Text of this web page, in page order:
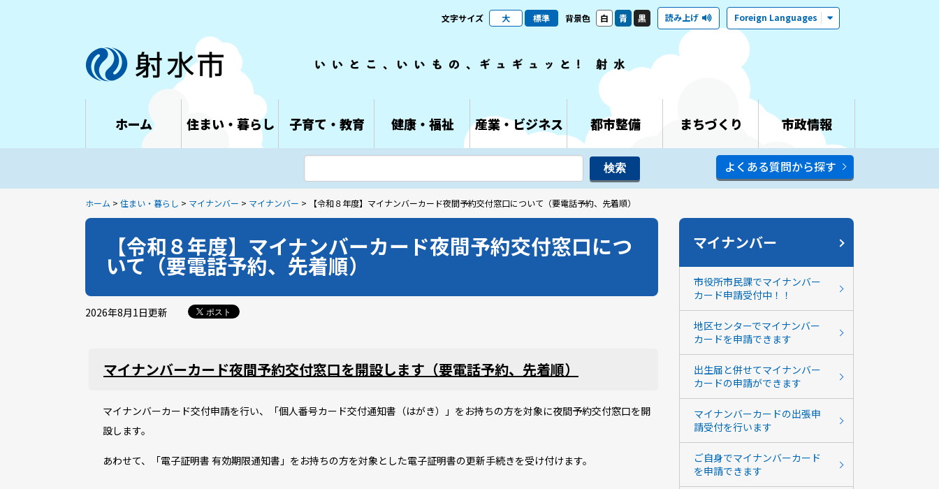
文字サイズ 大 標準 背景色 白 青 黒 読み上げ Foreign Languages
ホーム 住まい・暮らし 子育て・教育 健康・福祉 産業・ビジネス 都市整備 まちづくり 市政情報
よくある質問から探す
ホーム > 住まい・暮らし > マイナンバー > マイナンバー > 【令和８年度】マイナンバーカード夜間予約交付窓口について（要電話予約、先着順）
【令和８年度】マイナンバーカード夜間予約交付窓口につ
いて（要電話予約、先着順）
2026年8月1日更新 ポスト
マイナンバーカード夜間予約交付窓口を開設します（要電話予約、先着順）
マイナンバーカード交付申請を行い、「個人番号カード交付通知書（はがき）」をお持ちの方を対象に夜間予約交付窓口を開
設します。
あわせて、「電子証明書 有効期限通知書」をお持ちの方を対象とした電子証明書の更新手続きを受け付けます。
マイナンバー
市役所市民課でマイナンバー
カード申請受付中！！
地区センターでマイナンバー
カードを申請できます
出生届と併せてマイナンバー
カードの申請ができます
マイナンバーカードの出張申
請受付を行います
ご自身でマイナンバーカード
を申請できます